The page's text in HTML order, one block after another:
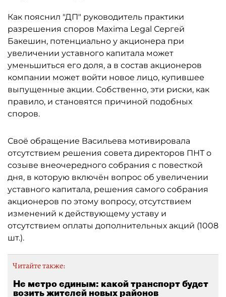
Как пояснил "ДП" руководитель практики
разрешения споров Maxima Legal Сергей
Бакешин, потенциально у акционера при
увеличении уставного капитала может
уменьшиться его доля, а в состав акционеров
компании может войти новое лицо, купившее
выпущенные акции. Собственно, эти риски, как
правило, и становятся причиной подобных
споров.
Своё обращение Васильева мотивировала
отсутствием решения совета директоров ПНТ о
созыве внеочередного собрания с повесткой
дня, в которую включён вопрос об увеличении
уставного капитала, решения самого собрания
акционеров по этому вопросу, отсутствием
изменений к действующему уставу и
отсутствием оплаты дополнительных акций (1008
шт.).
Читайте также:
Не метро единым: какой транспорт будет
возить жителей новых районов